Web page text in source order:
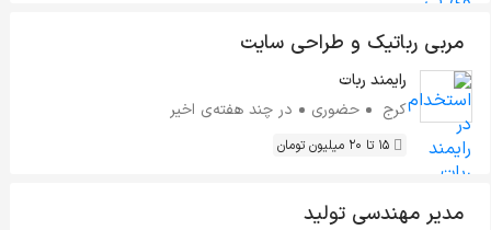
مربی رباتیک و طراحی سایت
رایمند ربات
کرج
حضوری در چند هفته‌ی اخیر
15 تا 20 میلیون تومان
مدیر مهندسی تولید